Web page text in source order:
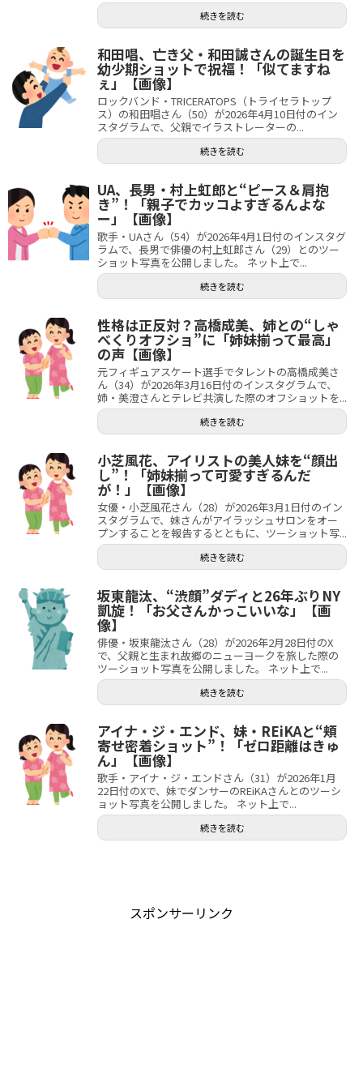
続きを読む
和田唱、亡き父・和田誠さんの誕生日を
幼少期ショットで祝福！「似てますね
ぇ」【画像】
ロックバンド・TRICERATOPS（トライセラトップ
ス）の和田唱さん（50）が2026年4月10日付のイン
スタグラムで、父親でイラストレーターの...
続きを読む
UA、長男・村上虹郎と“ピース＆肩抱
き”！「親子でカッコよすぎるんよな
ー」【画像】
歌手・UAさん（54）が2026年4月1日付のインスタグ
ラムで、長男で俳優の村上虹郎さん（29）とのツー
ショット写真を公開しました。 ネット上で...
続きを読む
性格は正反対？高橋成美、姉との“しゃ
べくりオフショ”に「姉妹揃って最高」
の声【画像】
元フィギュアスケート選手でタレントの高橋成美さ
ん（34）が2026年3月16日付のインスタグラムで、
姉・美澄さんとテレビ共演した際のオフショットを...
続きを読む
小芝風花、アイリストの美人妹を“顔出
し”！「姉妹揃って可愛すぎるんだ
が！」【画像】
女優・小芝風花さん（28）が2026年3月1日付のイン
スタグラムで、妹さんがアイラッシュサロンをオー
プンすることを報告するとともに、ツーショット写...
続きを読む
坂東龍汰、“渋顔”ダディと26年ぶりNY
凱旋！「お父さんかっこいいな」【画
像】
俳優・坂東龍汰さん（28）が2026年2月28日付のX
で、父親と生まれ故郷のニューヨークを旅した際の
ツーショット写真を公開しました。 ネット上で...
続きを読む
アイナ・ジ・エンド、妹・REiKAと“頬
寄せ密着ショット”！「ゼロ距離はきゅ
ん」【画像】
歌手・アイナ・ジ・エンドさん（31）が2026年1月
22日付のXで、妹でダンサーのREiKAさんとのツーシ
ョット写真を公開しました。 ネット上で...
続きを読む
スポンサーリンク